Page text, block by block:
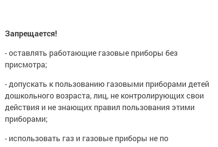
Запрещается!
- оставлять работающие газовые приборы без
присмотра;
- допускать к пользованию газовыми приборами детей
дошкольного возраста, лиц, не контролирующих свои
действия и не знающих правил пользования этими
приборами;
- использовать газ и газовые приборы не по